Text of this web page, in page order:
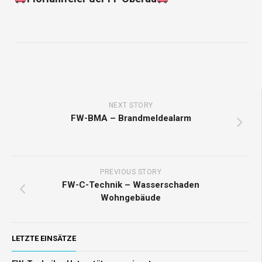
NEXT STORY
FW-BMA – Brandmeldealarm
PREVIOUS STORY
FW-C-Technik – Wasserschaden
Wohngebäude
LETZTE EINSÄTZE